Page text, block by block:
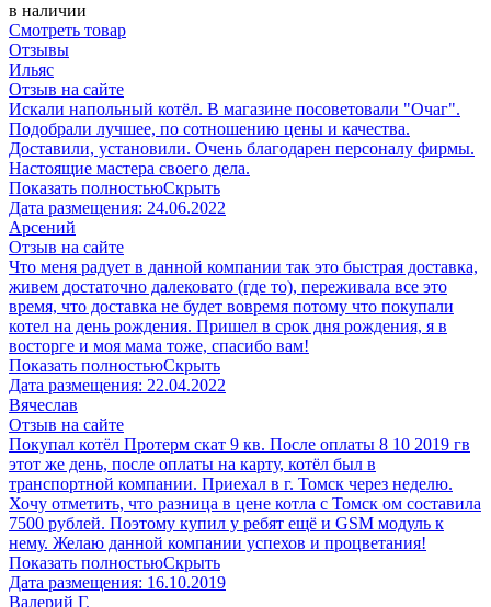
в наличии
Смотреть товар
Отзывы
Ильяс
Отзыв на сайте
Искали напольный котёл. В магазине посоветовали "Очаг".
Подобрали лучшее, по сотношению цены и качества.
Доставили, установили. Очень благодарен персоналу фирмы.
Настоящие мастера своего дела.
Показать полностьюСкрыть
Дата размещения: 24.06.2022
Арсений
Отзыв на сайте
Что меня радует в данной компании так это быстрая доставка,
живем достаточно далековато (где то), переживала все это
время, что доставка не будет вовремя потому что покупали
котел на день рождения. Пришел в срок дня рождения, я в
восторге и моя мама тоже, спасибо вам!
Показать полностьюСкрыть
Дата размещения: 22.04.2022
Вячеслав
Отзыв на сайте
Покупал котёл Протерм скат 9 кв. После оплаты 8 10 2019 гв
этот же день, после оплаты на карту, котёл был в
транспортной компании. Приехал в г. Томск через неделю.
Хочу отметить, что разница в цене котла с Томск ом составила
7500 рублей. Поэтому купил у ребят ещё и GSM модуль к
нему. Желаю данной компании успехов и процветания!
Показать полностьюСкрыть
Дата размещения: 16.10.2019
Валерий Г.